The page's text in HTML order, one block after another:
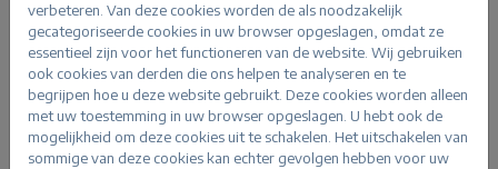
verbeteren. Van deze cookies worden de als noodzakelijk
gecategoriseerde cookies in uw browser opgeslagen, omdat ze
essentieel zijn voor het functioneren van de website. Wij gebruiken
ook cookies van derden die ons helpen te analyseren en te
begrijpen hoe u deze website gebruikt. Deze cookies worden alleen
met uw toestemming in uw browser opgeslagen. U hebt ook de
mogelijkheid om deze cookies uit te schakelen. Het uitschakelen van
sommige van deze cookies kan echter gevolgen hebben voor uw